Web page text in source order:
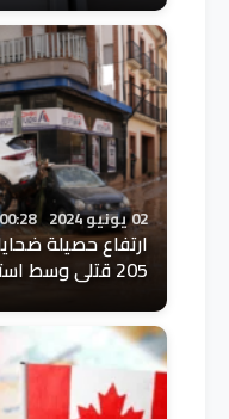
02 يونيو 2024 00:28
ارتفاع حصيلة
205 قتلى وسط استمرار عمليات البحث